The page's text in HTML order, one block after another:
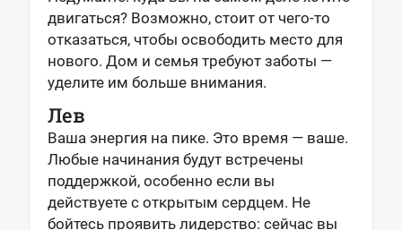
двигаться? Возможно, стоит от чего-то
отказаться, чтобы освободить место для
нового. Дом и семья требуют заботы —
уделите им больше внимания.
Лев
Ваша энергия на пике. Это время — ваше.
Любые начинания будут встречены
поддержкой, особенно если вы
действуете с открытым сердцем. Не
бойтесь проявить лидерство: сейчас вы